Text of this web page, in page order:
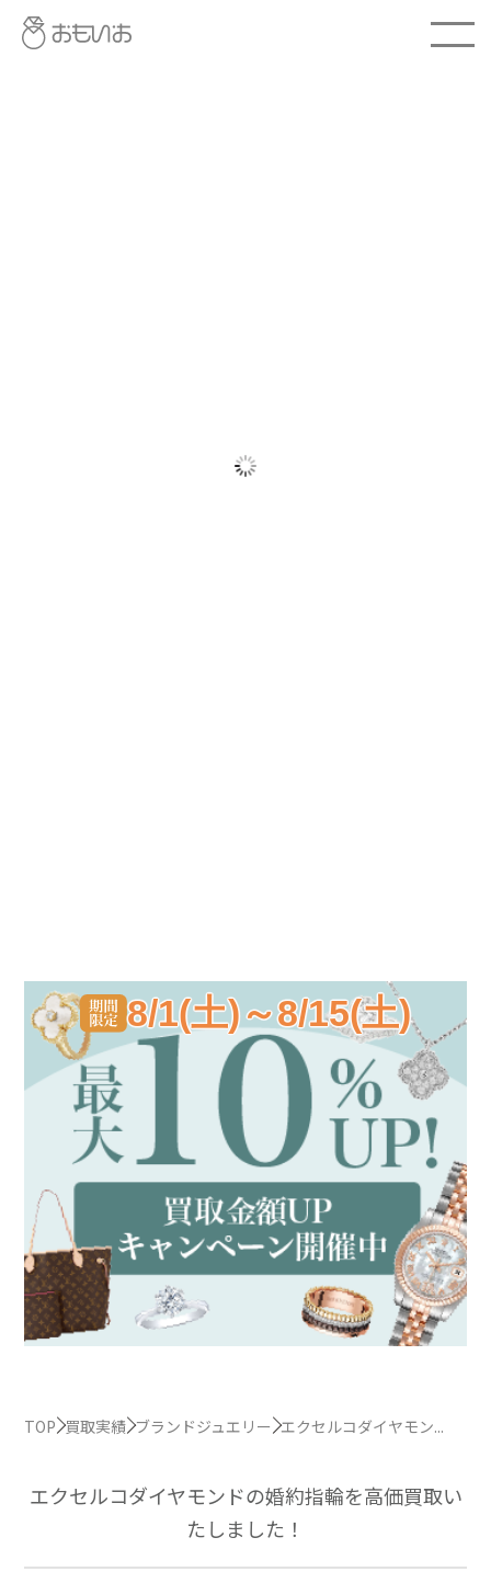
8/1(土)～8/15(土)
TOP 買取実績 ブランドジュエリー エクセルコダイヤモン...
エクセルコダイヤモンドの婚約指輪を高価買取い
たしました！